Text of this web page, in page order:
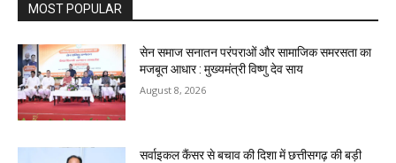
MOST POPULAR
सेन समाज सनातन परंपराओं और सामाजिक समरसता का
मजबूत आधार : मुख्यमंत्री विष्णु देव साय
August 8, 2026
सर्वाइकल कैंसर से बचाव की दिशा में छत्तीसगढ़ की बड़ी